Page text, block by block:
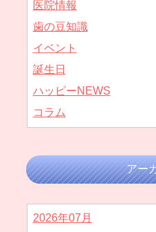
医院情報
歯の豆知識
イベント
誕生日
ハッピーNEWS
コラム
アー
2026年07月